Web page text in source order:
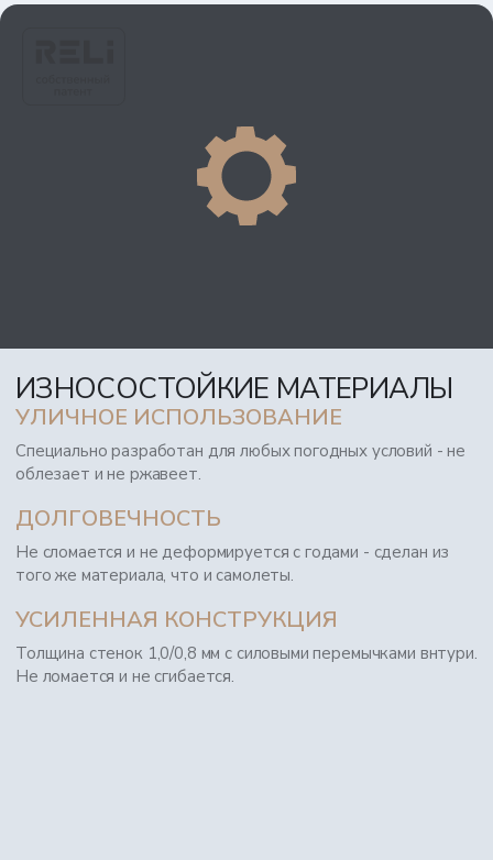
ИЗНОСОСТОЙКИЕ МАТЕРИАЛЫ
УЛИЧНОЕ ИСПОЛЬЗОВАНИЕ
Специально разработан для любых погодных условий - не
облезает и не ржавеет.
ДОЛГОВЕЧНОСТЬ
Не сломается и не деформируется с годами - сделан из
того же материала, что и самолеты.
УСИЛЕННАЯ КОНСТРУКЦИЯ
Толщина стенок 1,0/0,8 мм с силовыми перемычками внтури.
Не ломается и не сгибается.